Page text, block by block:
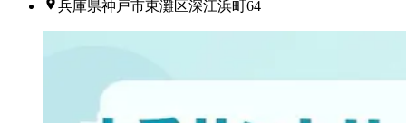
兵庫県神戸市東灘区深江浜町64